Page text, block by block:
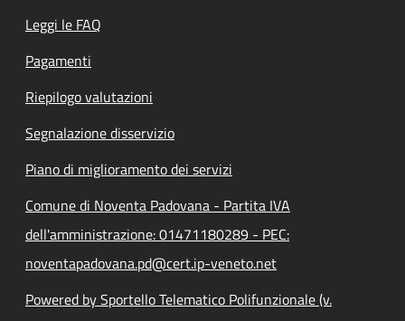
Leggi le FAQ
Pagamenti
Riepilogo valutazioni
Segnalazione disservizio
Piano di miglioramento dei servizi
Comune di Noventa Padovana - Partita IVA
dell'amministrazione: 01471180289 - PEC:
noventapadovana.pd@cert.ip-veneto.net
Powered by Sportello Telematico Polifunzionale (v.